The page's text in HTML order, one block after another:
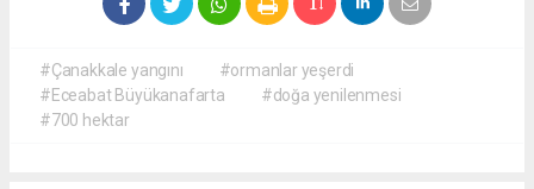
#Çanakkale yangını
#ormanlar yeşerdi
#Eceabat Büyükanafarta
#doğa yenilenmesi
#700 hektar